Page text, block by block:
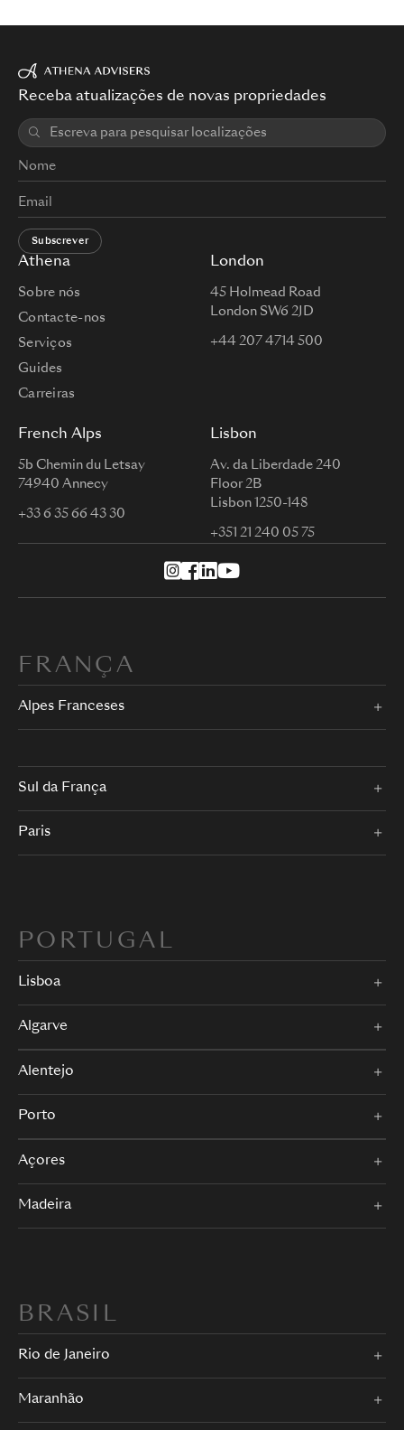
Athena
Sobre nós
Contacte-nos
Serviços
Guides
Carreiras
London
45 Holmead Road
London SW6 2JD
+44 207 4714 500
French Alps
5b Chemin du Letsay
74940 Annecy
+33 6 35 66 43 30
Lisbon
Av. da Liberdade 240
Floor 2B
Lisbon 1250-148
+351 21 240 05 75
Receba atualizações de novas propriedades
Subscrever
FRANÇA
Alpes Franceses
Sul da França
Paris
PORTUGAL
Lisboa
Algarve
Alentejo
Porto
Açores
Madeira
BRASIL
Rio de Janeiro
Maranhão